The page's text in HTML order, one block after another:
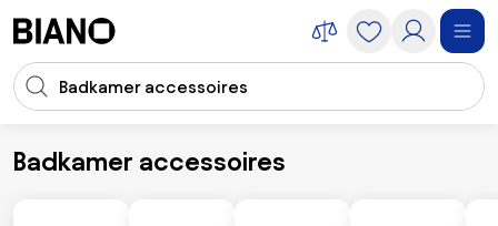
Zoekopdracht invoeren
Badkamer accessoires
Accessoires Badkamer accessoires